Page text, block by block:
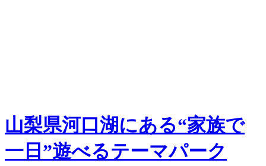
山梨県河口湖にある“家族で
一日”遊べるテーマパーク